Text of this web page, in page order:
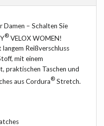
Damen – Schalten Sie
® VELOX WOMEN!
Reißverschluss
mit einem
praktischen Taschen und
aus Cordura® Stretch.